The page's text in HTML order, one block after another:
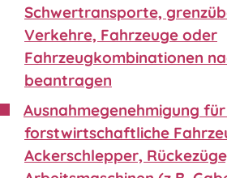
Schwertransporte,
Verkehre, Fahrzeuge oder
Fahrzeugkombinationen
beantragen
Ausnahmegenehmigung
forstwirtschaftliche
Ackerschlepper,